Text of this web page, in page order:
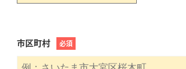
市区町村 必須